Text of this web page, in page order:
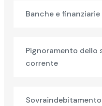
Banche e finanziarie
Pignoramento
corrente
Sovraindebitamento